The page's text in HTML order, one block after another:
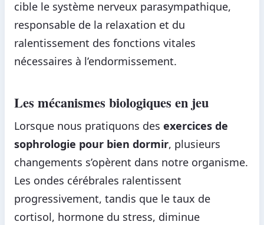
cible le système nerveux parasympathique,
responsable de la relaxation et du
ralentissement des fonctions vitales
nécessaires à l’endormissement.
Les mécanismes biologiques en jeu
Lorsque nous pratiquons des exercices de
sophrologie pour bien dormir, plusieurs
changements s’opèrent dans notre organisme.
Les ondes cérébrales ralentissent
progressivement, tandis que le taux de
cortisol, hormone du stress, diminue